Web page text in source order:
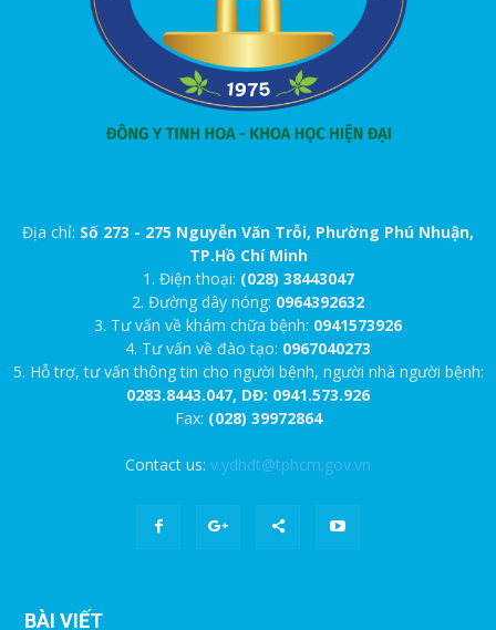
Địa chỉ: Số 273 - 275 Nguyễn Văn Trỗi, Phường Phú Nhuận,
TP.Hồ Chí Minh
1. Điện thoại: (028) 38443047
2. Đường dây nóng: 0964392632
3. Tư vấn về khám chữa bệnh: 0941573926
4. Tư vấn về đào tạo: 0967040273
5. Hỗ trợ, tư vấn thông tin cho người bệnh, người nhà người bệnh:
0283.8443.047, DĐ: 0941.573.926
Fax: (028) 39972864
Contact us: v.ydhdt@tphcm.gov.vn
BÀI VIẾT